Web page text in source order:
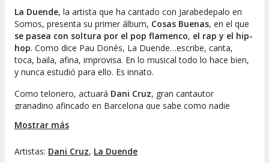
La Duende, la artista que ha cantado con Jarabedepalo en
Somos, presenta su primer álbum, Cosas Buenas, en el que
se pasea con soltura por el pop flamenco, el rap y el hip-
hop. Como dice Pau Donés, La Duende…escribe, canta,
toca, baila, afina, improvisa. En lo musical todo lo hace bien,
y nunca estudió para ello. Es innato.
Como telonero, actuará Dani Cruz, gran cantautor
granadino afincado en Barcelona que sabe como nadie
otros.
Mostrar más
Artistas: Dani Cruz, La Duende